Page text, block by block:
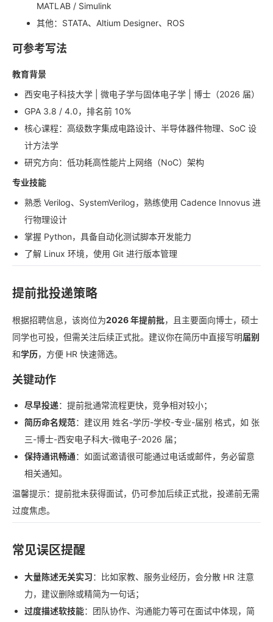
MATLAB / Simulink
其他：STATA、Altium Designer、ROS
可参考写法
教育背景
西安电子科技大学 | 微电子学与固体电子学 | 博士（2026 届）
GPA 3.8 / 4.0，排名前 10%
核心课程：高级数字集成电路设计、半导体器件物理、SoC 设
计方法学
研究方向：低功耗高性能片上网络（NoC）架构
专业技能
熟悉 Verilog、SystemVerilog，熟练使用 Cadence Innovus 进
行物理设计
掌握 Python，具备自动化测试脚本开发能力
了解 Linux 环境，使用 Git 进行版本管理
提前批投递策略
根据招聘信息，该岗位为2026 年提前批，且主要面向博士，硕士
同学也可投，但需关注后续正式批。建议你在简历中直接写明届别
和学历，方便 HR 快速筛选。
关键动作
尽早投递：提前批通常流程更快，竞争相对较小；
简历命名规范：建议用 姓名-学历-学校-专业-届别 格式，如 张
三-博士-西安电子科大-微电子-2026 届；
保持通讯畅通：如面试邀请很可能通过电话或邮件，务必留意
相关通知。
温馨提示：提前批未获得面试，仍可参加后续正式批，投递前无需
过度焦虑。
常见误区提醒
大量陈述无关实习：比如家教、服务业经历，会分散 HR 注意
力，建议删除或精简为一句话；
过度描述软技能：团队协作、沟通能力等可在面试中体现，简